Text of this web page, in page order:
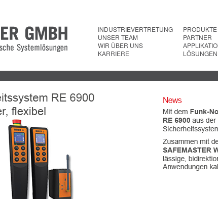
INDUSTRIEVERTRETUNG
UNSER TEAM
WIR ÜBER UNS
KARRIERE
PRODUKTE
PARTNER
LÖSUNGEN